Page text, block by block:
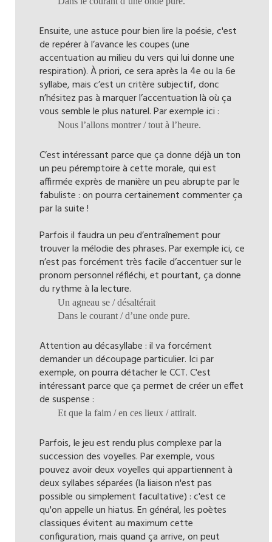
Ensuite, une astuce pour bien lire la poésie, c'est
de repérer à l’avance les coupes (une
accentuation au milieu du vers qui lui donne une
respiration). À priori, ce sera après la 4e ou la 6e
syllabe, mais c’est un critère subjectif, donc
n’hésitez pas à marquer l’accentuation là où ça
vous semble le plus naturel. Par exemple ici :
Nous l’allons montrer / tout à l’heure.
C’est intéressant parce que ça donne déjà un ton
un peu péremptoire à cette morale, qui est
affirmée exprès de manière un peu abrupte par le
fabuliste : on pourra certainement commenter ça
par la suite !
Parfois il faudra un peu d’entraînement pour
trouver la mélodie des phrases. Par exemple ici, ce
n’est pas forcément très facile d’accentuer sur le
pronom personnel réfléchi, et pourtant, ça donne
du rythme à la lecture.
Un agneau se / désaltérait
Dans le courant / d’une onde pure.
Attention au décasyllabe : il va forcément
demander un découpage particulier. Ici par
exemple, on pourra détacher le CCT. C'est
intéressant parce que ça permet de créer un effet
de suspense :
Et que la faim / en ces lieux / attirait.
Parfois, le jeu est rendu plus complexe par la
succession des voyelles. Par exemple, vous
pouvez avoir deux voyelles qui appartiennent à
deux syllabes séparées (la liaison n'est pas
possible ou simplement facultative) : c'est ce
qu'on appelle un hiatus. En général, les poètes
classiques évitent au maximum cette
configuration, mais quand ça arrive, on peut